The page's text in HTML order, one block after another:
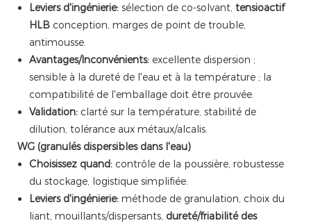
Leviers d'ingénierie: sélection de co-solvant, tensioactif
HLB conception, marges de point de trouble,
antimousse.
Avantages/Inconvénients: excellente dispersion ;
sensible à la dureté de l'eau et à la température ; la
compatibilité de l'emballage doit être prouvée.
Validation: clarté sur la température, stabilité de
dilution, tolérance aux métaux/alcalis.
WG (granulés dispersibles dans l'eau)
Choisissez quand: contrôle de la poussière, robustesse
du stockage, logistique simplifiée.
Leviers d'ingénierie: méthode de granulation, choix du
liant, mouillants/dispersants, dureté/friabilité des